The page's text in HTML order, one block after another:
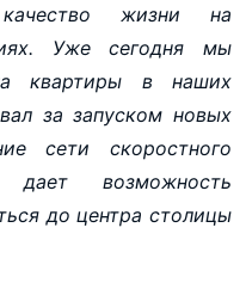
жизни на
Уже сегодня мы
квартиры в наших
за запуском новых
сети скоростного
дает возможность
до центра столицы